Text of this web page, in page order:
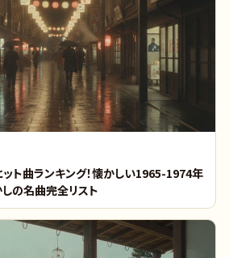
ット曲ランキング！懐かしい1965-1974年
の名曲完全リスト